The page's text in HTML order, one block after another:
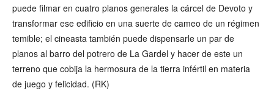
puede filmar en cuatro planos generales la cárcel de Devoto y
transformar ese edificio en una suerte de cameo de un régimen
temible; el cineasta también puede dispensarle un par de
planos al barro del potrero de La Gardel y hacer de este un
terreno que cobija la hermosura de la tierra infértil en materia
de juego y felicidad. (RK)